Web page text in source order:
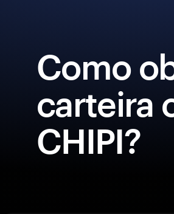
Como
carteira
CHIPI?